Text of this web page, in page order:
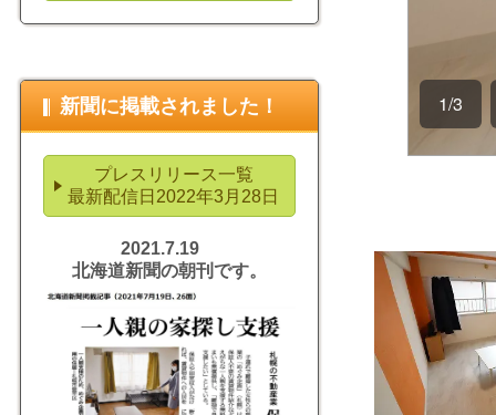
新聞に掲載されました！
プレスリリース一覧
最新配信日2022年3月28日
2021.7.19
北海道新聞の朝刊です。